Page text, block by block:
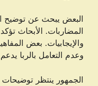
البعض يبحث عن توضيح
المضاربات. الأبحاث
والإيجابيات. بعض
وعدم التعامل بالربا
الجمهور ينتظر